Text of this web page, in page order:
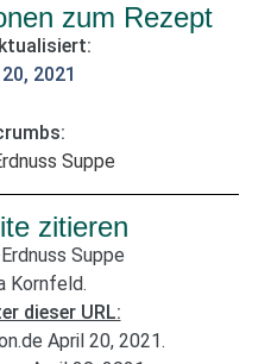
zum Rezept
2021
Suppe
zitieren
Suppe
Kornfeld.
dieser URL:
April 20, 2021.